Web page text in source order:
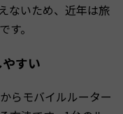
ないため、近年は旅
。
すい
らモバイルルーター